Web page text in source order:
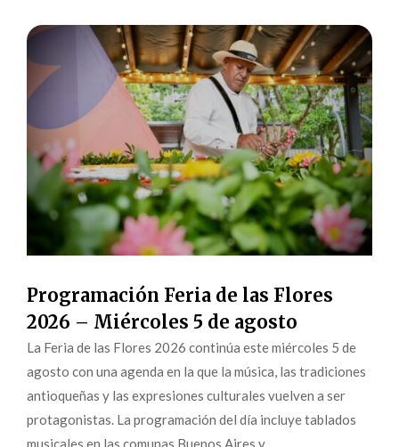
Programación Feria de las Flores
2026 – Miércoles 5 de agosto
La Feria de las Flores 2026 continúa este miércoles 5 de
agosto con una agenda en la que la música, las tradiciones
antioqueñas y las expresiones culturales vuelven a ser
protagonistas. La programación del día incluye tablados
musicales en las comunas Buenos Aires y...